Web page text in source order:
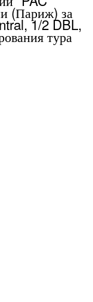
(Париж) за
1/2 DBL,
тура